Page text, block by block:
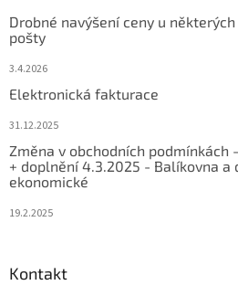
Drobné navýšení ceny u
pošty
3.4.2026
Elektronická fakturace
31.12.2025
Změna v obchodních podmínkách
+ doplnění 4.3.2025 - Balíkovna a
ekonomické
19.2.2025
Kontakt